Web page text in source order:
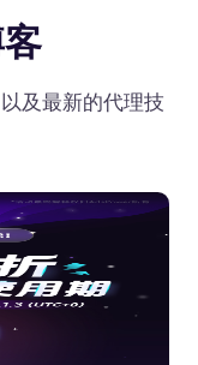
及最新的代理技